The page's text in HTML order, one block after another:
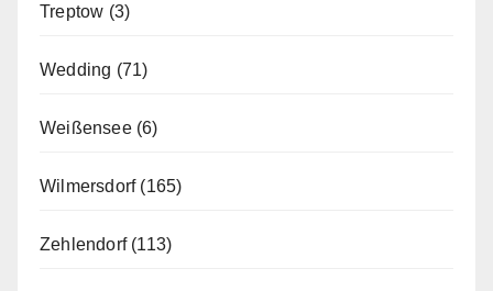
Treptow (3)
Wedding (71)
Weißensee(6)
Wilmersdorf(165)
Zehlendorf(113)